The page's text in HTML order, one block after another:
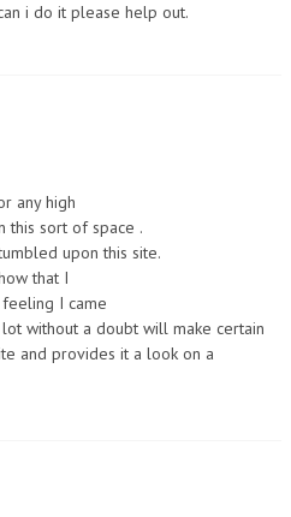
i do it please help out.
any high
this sort of space .
upon this site.
that I
I came
without a doubt will make certain
and provides it a look on a